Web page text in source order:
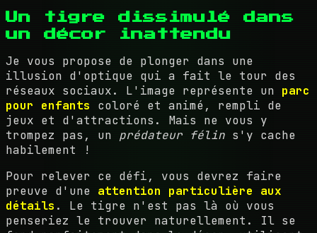
Un tigre dissimulé dans
un décor inattendu
Je vous propose de plonger dans une
illusion d'optique qui a fait le tour des
réseaux sociaux. L'image représente un parc
pour enfants coloré et animé, rempli de
jeux et d'attractions. Mais ne vous y
trompez pas, un prédateur félin s'y cache
habilement !
Pour relever ce défi, vous devrez faire
preuve d'une attention particulière aux
détails . Le tigre n'est pas là où vous
penseriez le trouver naturellement. Il se